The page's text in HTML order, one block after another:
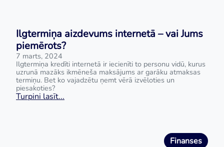
Ilgtermiņa aizdevums internetā – vai Jums
piemērots?
7 marts, 2024
Ilgtermiņa kredīti internetā ir iecienīti to personu vidū, kurus
uzrunā mazāks ikmēneša maksājums ar garāku atmaksas
termiņu. Bet ko vajadzētu ņemt vērā izvēloties un
piesakoties?
Turpini lasīt...
Finanses